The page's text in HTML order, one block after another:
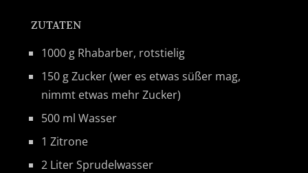
ZUTATEN
1000 g Rhabarber, rotstielig
150 g Zucker (wer es etwas süßer mag,
nimmt etwas mehr Zucker)
500 ml Wasser
1 Zitrone
2 Liter Sprudelwasser